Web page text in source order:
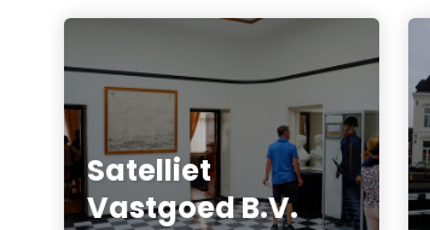
Satelliet
Vastgoed B.V.